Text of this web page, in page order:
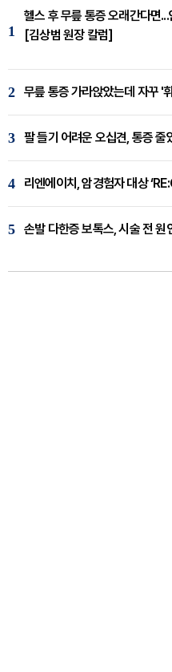
1
헬스 후 무릎 통증 오래간다면
[김상범 원장 칼럼]
2
3
4 리엔에이치, 암경험자 대상
5